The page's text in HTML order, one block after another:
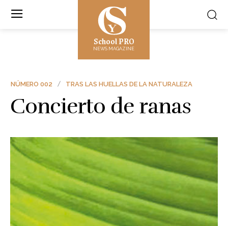
School PRO
NEWS MAGAZINE
NÚMERO 002 TRAS LAS HUELLAS DE LA NATURALEZA
Concierto de ranas